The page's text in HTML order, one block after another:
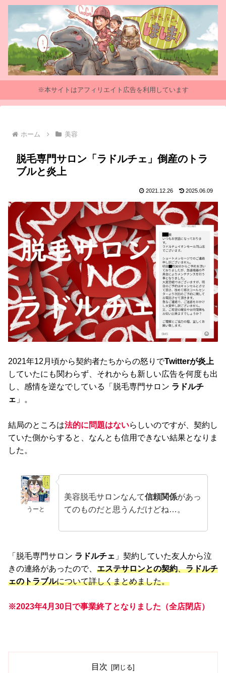
※本サイトはアフィリエイト広告を利用しています
ホーム 美容
脱毛専門サロン「ラドルチェ」倒産のトラ
ブルと炎上
2021.12.26 2025.06.09
2021年12月頃から契約者たちからの怒りでTwitterが炎上
していたにも関わらず、それからも新しい広告を何度も出
し、感情を逆なでしている「脱毛専門サロン ラドルチ
ェ 」。
結局のところは法的に問題はないらしいのですが、契約し
ていた側からすると、なんとも信用できない結果となりま
した。
うーと
美容脱毛サロンなんて信頼関係があっ
てのものだと思うんだけどね…。
「脱毛専門サロン ラドルチェ 」契約していた友人から泣
きの連絡があったので、 エステサロンとの契約、ラドルチ
ェのトラブルについて詳しくまとめました。
※2023年4月30日で事業終了となりました（全店閉店）
目次